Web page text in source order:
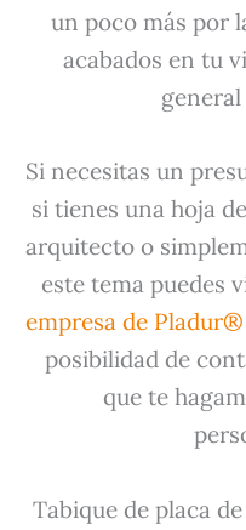
un poco más por
acabados en tu
general
Si necesitas un
si tienes una hoja
arquitecto o
este tema puedes
empresa de
posibilidad de
que te
Tabique de placa